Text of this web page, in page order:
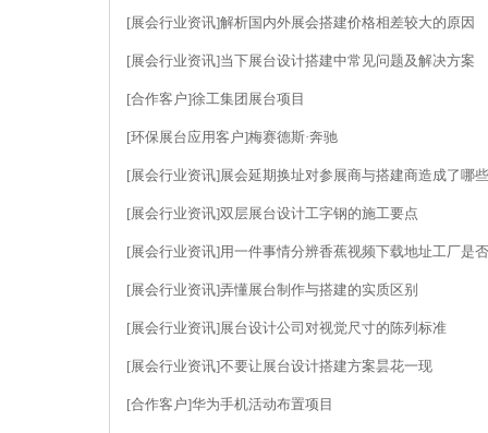
[展会行业资讯]解析国内外展会搭建价格相差较大的原因
[展会行业资讯]当下展台设计搭建中常见问题及解决方案
[合作客户]徐工集团展台项目
[环保展台应用客户]梅赛德斯·奔驰
[展会行业资讯]展会延期换址对参展商与搭建商造成了哪些影
[展会行业资讯]双层展台设计工字钢的施工要点
[展会行业资讯]用一件事情分辨香蕉视频下载地址工厂是
[展会行业资讯]弄懂展台制作与搭建的实质区别
[展会行业资讯]展台设计公司对视觉尺寸的陈列标准
[展会行业资讯]不要让展台设计搭建方案昙花一现
[合作客户]华为手机活动布置项目